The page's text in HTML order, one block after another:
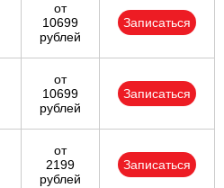
от
10699
рублей
Записаться
от
10699
рублей
Записаться
от
2199
рублей
Записаться